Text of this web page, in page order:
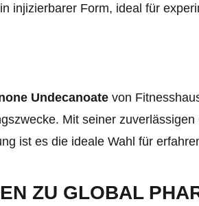
injizierbarer Form, ideal für
Undecanoate von
Mit seiner
ist es die ideale Wahl für
ZU GLOBAL